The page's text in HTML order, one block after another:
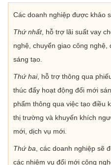
Chịu trách nhiệm nội dung:
Giám đốc Trung tâm Truyền
Liên hệ
Điện thoại: 024 3936 9506
Email:stc@mst.gov.vn
©2026 Bản quyền thuộc Bộ
(Ghi rõ nguồn "https://
Các doanh nghiệp được khảo
Thứ nhất, hỗ trợ lãi suất vay
nghệ, chuyển giao công
sáng tạo.
Thứ hai, hỗ trợ thông qua
thúc đẩy hoạt động đổi mới
phẩm thông qua việc tạo điều
thị trường và khuyến khích
mới, dịch vụ mới.
Thứ ba , các doanh nghiệp sẽ
các nhiệm vụ đổi mới công